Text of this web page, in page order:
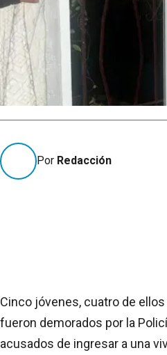
Por Redacción
Cinco jóvenes, cuatro de
fueron demorados por la
acusados de ingresar a una